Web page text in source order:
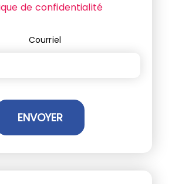
de confidentialité
Courriel